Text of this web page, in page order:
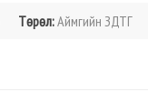
Төрөл:Аймгийн ЗДТГ